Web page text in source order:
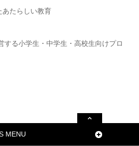
あたらしい教育
する小学生・中学生・高校生向けプロ
MENU